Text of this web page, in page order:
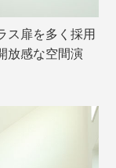
ス扉を多く採用
放感な空間演